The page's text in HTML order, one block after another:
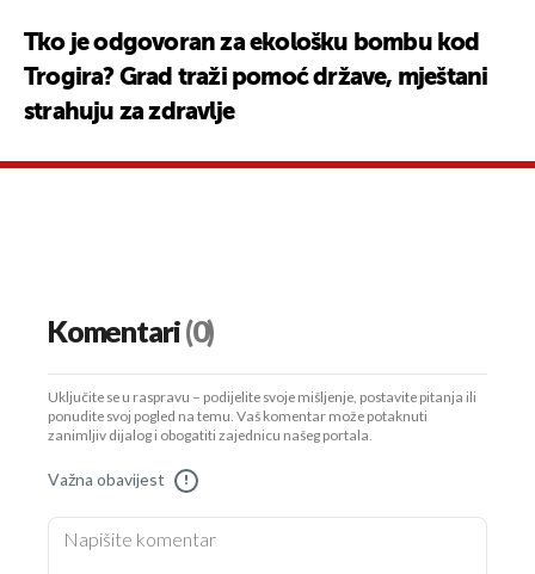
Tko je odgovoran za ekološku bombu kod
Trogira? Grad traži pomoć države, mještani
strahuju za zdravlje
Komentari(0)
Uključite se u raspravu – podijelite svoje mišljenje, postavite pitanja ili
ponudite svoj pogled na temu. Vaš komentar može potaknuti
zanimljiv dijalog i obogatiti zajednicu našeg portala.
Važna obavijest !